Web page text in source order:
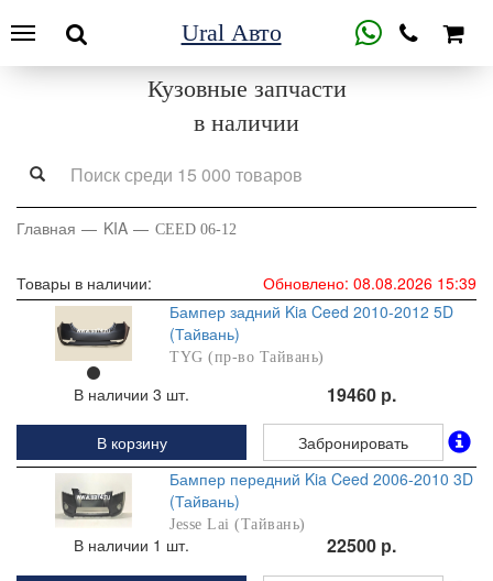
Ural Авто
Кузовные запчасти
в наличии
Главная KIA CEED 06-12
Товары в наличии:
Обновлено: 08.08.2026 15:39
Бампер задний Kia Ceed 2010-2012 5D
(Тайвань)
TYG (пр-во Тайвань)
В наличии 3 шт. 19460 р.
В корзину
Забронировать
Бампер передний Kia Ceed 2006-2010 3D
(Тайвань)
Jesse Lai (Тайвань)
В наличии 1 шт. 22500 р.